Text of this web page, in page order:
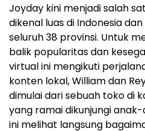
Joyday kini menjadi salah
dikenal luas di Indonesia
seluruh 38 provinsi. Untuk
balik popularitas dan
virtual ini mengikuti
konten lokal, William dan
dimulai dari sebuah toko di
yang ramai dikunjungi
ini melihat langsung